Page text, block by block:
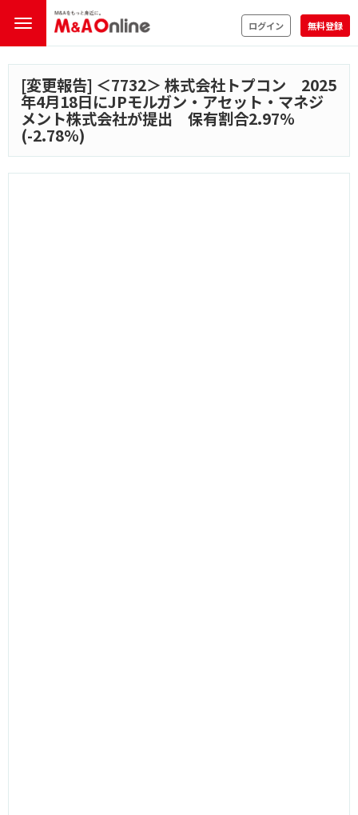
ログイン 無料登録
[変更報告] ＜7732＞ 株式会社トプコン 2025
年4月18日にJPモルガン・アセット・マネジ
メント株式会社が提出 保有割合2.97%
(-2.78%)